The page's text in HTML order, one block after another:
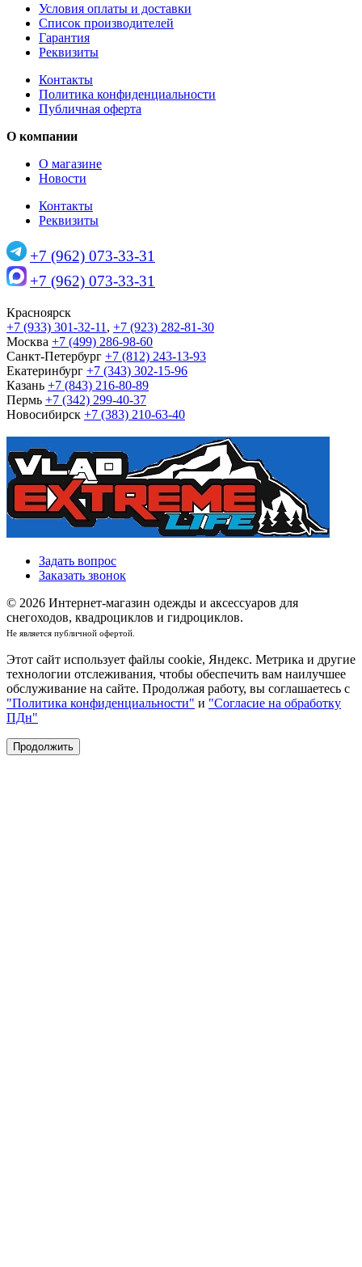
Условия оплаты и доставки
Список производителей
Гарантия
Реквизиты
Контакты
Политика конфиденциальности
Публичная оферта
О компании
О магазине
Новости
Контакты
Реквизиты
+7 (962) 073-33-31
+7 (962) 073-33-31
Красноярск
+7 (933) 301-32-11 , +7 (923) 282-81-30
Москва +7 (499) 286-98-60
Санкт-Петербург +7 (812) 243-13-93
Екатеринбург +7 (343) 302-15-96
Казань +7 (843) 216-80-89
Пермь +7 (342) 299-40-37
Новосибирск +7 (383) 210-63-40
Задать вопрос
Заказать звонок
© 2026 Интернет-магазин одежды и аксессуаров для
снегоходов, квадроциклов и гидроциклов.
Не является публичной офертой.
Этот сайт использует файлы cookie, Яндекс. Метрика и другие
технологии отслеживания, чтобы обеспечить вам наилучшее
обслуживание на сайте. Продолжая работу, вы соглашаетесь с
"Политика конфиденциальности" и "Согласие на обработку
ПДн"
Продолжить